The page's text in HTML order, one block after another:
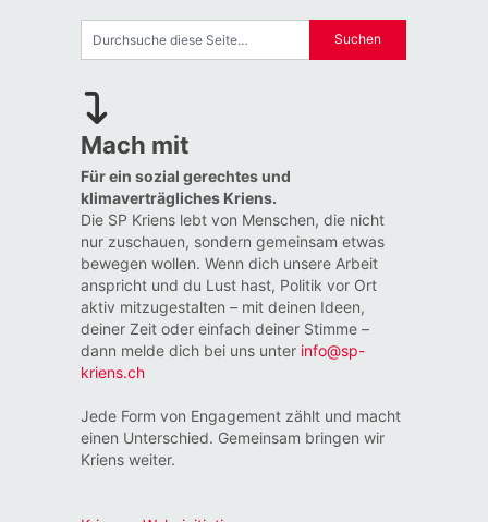
Mach mit
Für ein sozial gerechtes und
klimaverträgliches Kriens.
Die SP Kriens lebt von Menschen, die nicht
nur zuschauen, sondern gemeinsam etwas
bewegen wollen. Wenn dich unsere Arbeit
anspricht und du Lust hast, Politik vor Ort
aktiv mitzugestalten – mit deinen Ideen,
deiner Zeit oder einfach deiner Stimme –
dann melde dich bei uns unter info@sp-
kriens.ch
Jede Form von Engagement zählt und macht
einen Unterschied. Gemeinsam bringen wir
Kriens weiter.